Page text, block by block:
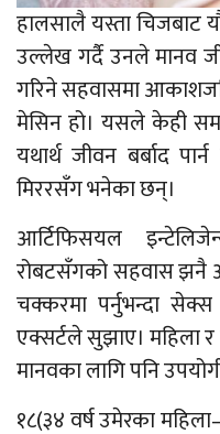
हालसालै यस्ता चिजबाट
उल्लेख गर्दै उनले मानव
गरिने सहवासमा
मेसिन हो। यसले केही
यथार्थ जीवन बर्बाद
मिररसँग भनेका छन्।
आर्टिफिसयल
रोबटसँगको सहवास झनै
चक्करमा पर्नुभन्दा
एक्सर्टले सुझाए। महिला
मानवका लागि पनि
१८(३४ वर्ष उमेरका